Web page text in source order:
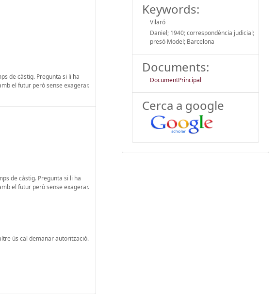
de càstig. Pregunta si li ha
el futur però sense exagerar.
de càstig. Pregunta si li ha
el futur però sense exagerar.
ús cal demanar autorització.
Keywords:
Vilaró
Daniel; 1940; correspondència judicial;
presó Model; Barcelona
Documents:
DocumentPrincipal
Cerca a google